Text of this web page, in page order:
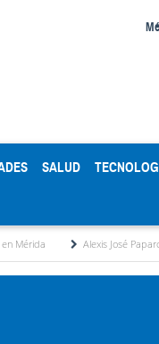
SALUD
Alexis José Paparoni: Primero